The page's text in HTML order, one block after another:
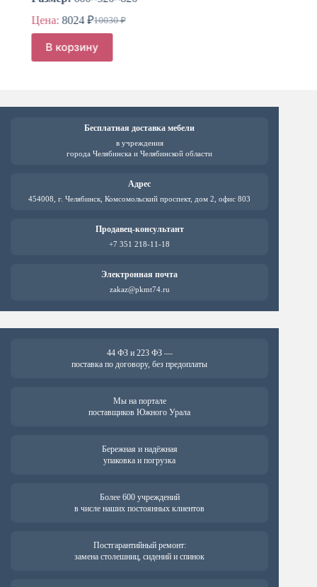
Цена:
10030₽
Первоначальная
цена
составляла
10030 ₽.
8024₽Текущая
цена:
8024 ₽.
В корзину
Бесплатная доставка мебели
в учреждения
города Челябинска и Челябинской области
Адрес
454008, г. Челябинск, Комсомольский проспект, дом 2, офис 803
Продавец-консультант
+7 351 218-11-18
Электронная почта
zakaz@pkmt74.ru
44 ФЗ и 223 ФЗ —
поставка по договору, без предоплаты
Мы на портале
поставщиков Южного Урала
Бережная и надёжная
упаковка и погрузка
Более 600 учреждений
в числе наших постоянных клиентов
Постгарантийный ремонт:
замена столешниц, сидений и спинок